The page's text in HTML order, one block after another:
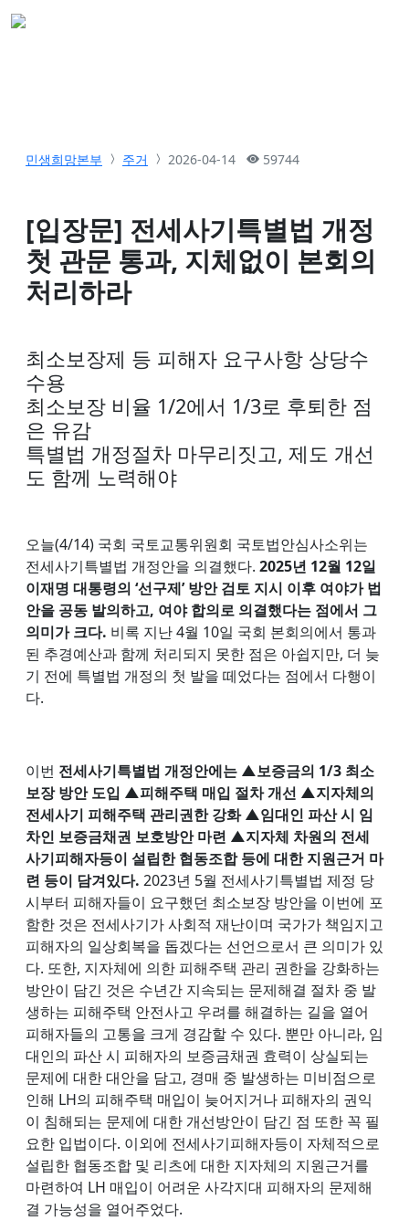
민생희망본부 주거 2026-04-14 59744
[입장문] 전세사기특별법 개정
첫 관문 통과, 지체없이 본회의
처리하라
최소보장제 등 피해자 요구사항 상당수
수용
최소보장 비율 1/2에서 1/3로 후퇴한 점
은 유감
특별법 개정절차 마무리짓고, 제도 개선
도 함께 노력해야
오늘(4/14) 국회 국토교통위원회 국토법안심사소위는
전세사기특별법 개정안을 의결했다. 2025년 12월 12일
이재명 대통령의 ‘선구제’ 방안 검토 지시 이후 여야가 법
안을 공동 발의하고, 여야 합의로 의결했다는 점에서 그
의미가 크다. 비록 지난 4월 10일 국회 본회의에서 통과
된 추경예산과 함께 처리되지 못한 점은 아쉽지만, 더 늦
기 전에 특별법 개정의 첫 발을 떼었다는 점에서 다행이
다.
이번 전세사기특별법 개정안에는 ▲보증금의 1/3 최소
보장 방안 도입 ▲피해주택 매입 절차 개선 ▲지자체의
전세사기 피해주택 관리권한 강화 ▲임대인 파산 시 임
차인 보증금채권 보호방안 마련 ▲지자체 차원의 전세
사기피해자등이 설립한 협동조합 등에 대한 지원근거 마
련 등이 담겨있다. 2023년 5월 전세사기특별법 제정 당
시부터 피해자들이 요구했던 최소보장 방안을 이번에 포
함한 것은 전세사기가 사회적 재난이며 국가가 책임지고
피해자의 일상회복을 돕겠다는 선언으로서 큰 의미가 있
다. 또한, 지자체에 의한 피해주택 관리 권한을 강화하는
방안이 담긴 것은 수년간 지속되는 문제해결 절차 중 발
생하는 피해주택 안전사고 우려를 해결하는 길을 열어
피해자들의 고통을 크게 경감할 수 있다. 뿐만 아니라, 임
대인의 파산 시 피해자의 보증금채권 효력이 상실되는
문제에 대한 대안을 담고, 경매 중 발생하는 미비점으로
인해 LH의 피해주택 매입이 늦어지거나 피해자의 권익
이 침해되는 문제에 대한 개선방안이 담긴 점 또한 꼭 필
요한 입법이다. 이외에 전세사기피해자등이 자체적으로
설립한 협동조합 및 리츠에 대한 지자체의 지원근거를
마련하여 LH 매입이 어려운 사각지대 피해자의 문제해
결 가능성을 열어주었다.